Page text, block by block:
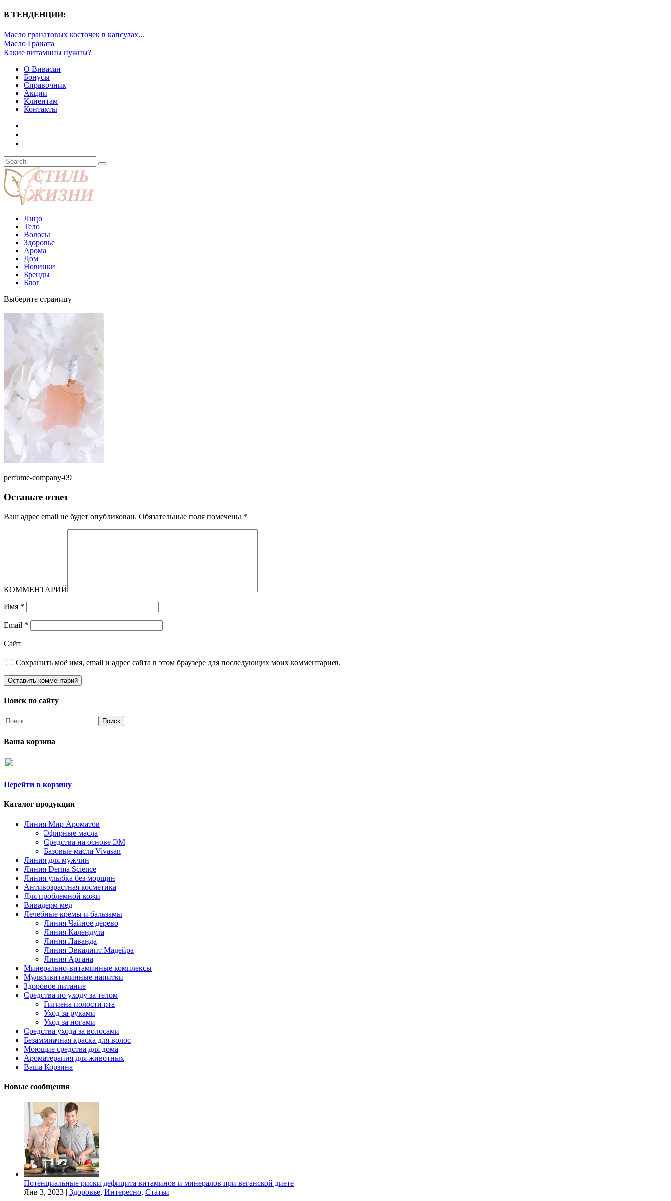
В ТЕНДЕНЦИИ:
Масло гранатовых косточек в капсулах...
Масло Граната
Какие витамины нужны?
О Вивасан
Бонусы
Справочник
Акции
Клиентам
Контакты
Лицо
Тело
Волосы
Здоровье
Арома
Дом
Новинки
Бренды
Блог
Выберите страницу
perfume-company-09
Оставьте ответ
Ваш адрес email не будет опубликован. Обязательные поля помечены *
КОММЕНТАРИЙ
Имя *
Email *
Сайт
Сохранить моё имя, email и адрес сайта в этом браузере для последующих моих комментариев.
Поиск по сайту
Найти:
Ваша корзина
Перейти в корзину
Каталог продукции
Линия Мир Ароматов
Эфирные масла
Средства на основе ЭМ
Базовые масла Vivasan
Линия для мужчин
Линия Derma Science
Линия улыбка без морщин
Антивозрастная косметика
Для проблемной кожи
Вивадерм мед
Лечебные кремы и бальзамы
Линия Чайное дерево
Линия Календула
Линия Лаванда
Линия Эвкалипт Мадейра
Линия Аргана
Минерально-витаминные комплексы
Мультивитаминные напитки
Здоровое питание
Средства по уходу за телом
Гигиена полости рта
Уход за руками
Уход за ногами
Средства ухода за волосами
Безаммиачная краска для волос
Моющие средства для дома
Ароматерапия для животных
Ваша Корзина
Новые сообщения
Потенциальные риски дефицита витаминов и минералов при веганской диете
Янв 3, 2023 | Здоровье, Интересно, Статьи